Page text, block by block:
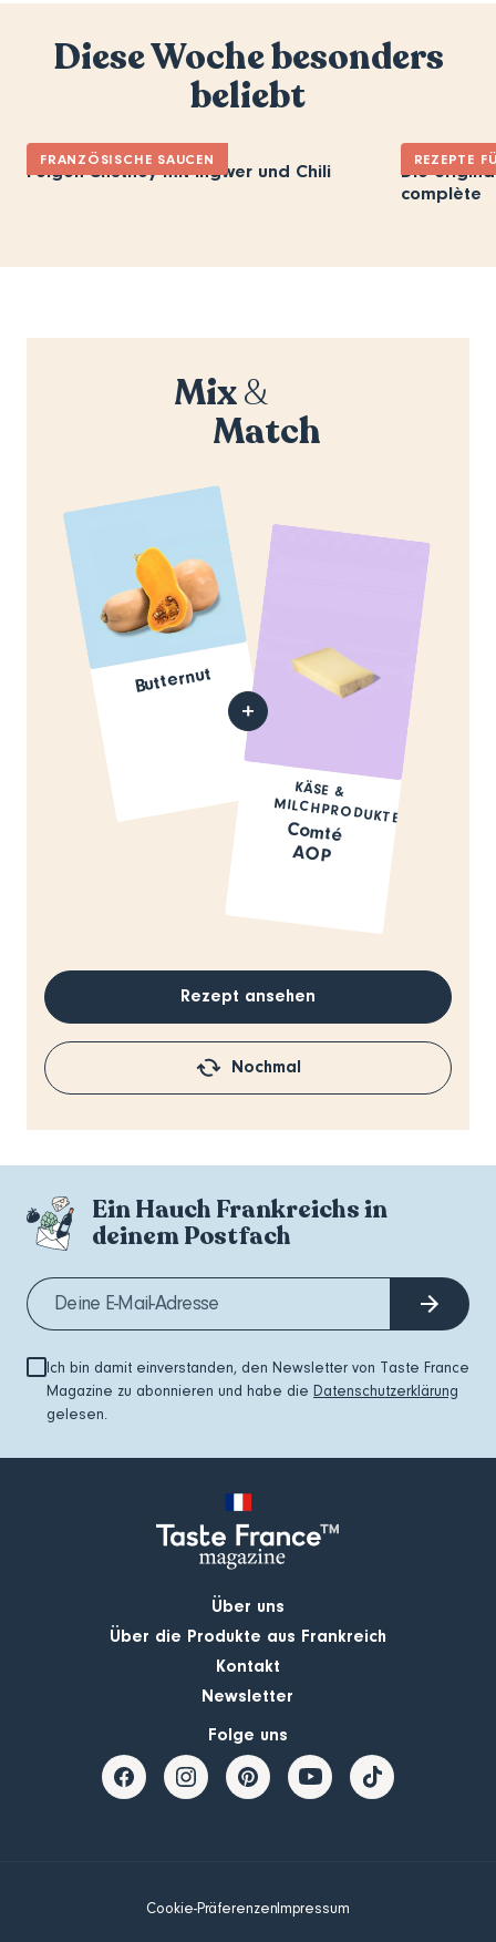
Diese Woche besonders
beliebt
FRANZÖSISCHE SAUCEN
Feigen-Chutney mit Ingwer und Chili
REZEPTE
Die
complète
Mix&
Match
Butternut
KÄSE &
MILCHPRODUKTE
Comté
AOP
Rezept ansehen
Nochmal
Ein Hauch Frankreichs in
deinem Postfach
Ich bin damit einverstanden, den Newsletter von Taste France
Magazine zu abonnieren und habe die Datenschutzerklärung
gelesen.
Über uns
Über die Produkte aus Frankreich
Kontakt
Newsletter
Folge uns
Cookie-PräferenzenImpressum